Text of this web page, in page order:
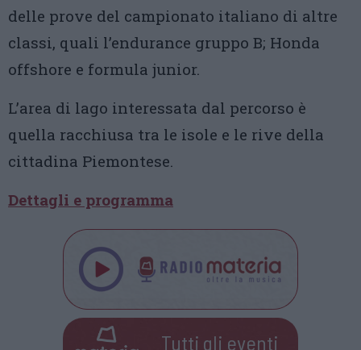
delle prove del campionato italiano di altre
classi, quali l’endurance gruppo B; Honda
offshore e formula junior.
L’area di lago interessata dal percorso è
quella racchiusa tra le isole e le rive della
cittadina Piemontese.
Dettagli e programma
Tutti gli eventi